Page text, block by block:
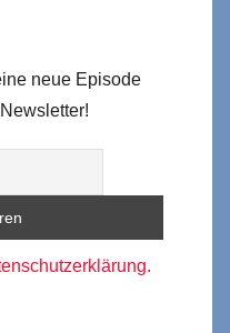
neue Episode